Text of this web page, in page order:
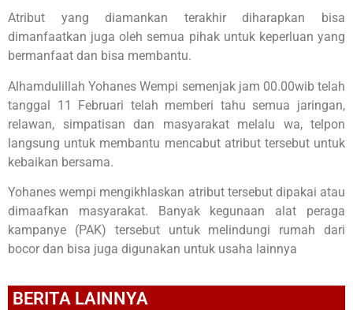
Atribut yang diamankan terakhir diharapkan bisa
dimanfaatkan juga oleh semua pihak untuk keperluan yang
bermanfaat dan bisa membantu.
Alhamdulillah Yohanes Wempi semenjak jam 00.00wib telah
tanggal 11 Februari telah memberi tahu semua jaringan,
relawan, simpatisan dan masyarakat melalu wa, telpon
langsung untuk membantu mencabut atribut tersebut untuk
kebaikan bersama.
Yohanes wempi mengikhlaskan atribut tersebut dipakai atau
dimaafkan masyarakat. Banyak kegunaan alat peraga
kampanye (PAK) tersebut untuk melindungi rumah dari
bocor dan bisa juga digunakan untuk usaha lainnya
BERITA LAINNYA